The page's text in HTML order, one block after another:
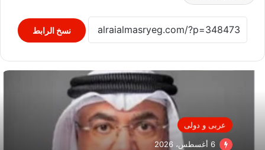
نسخ الرابط
عربى و دولى
6 أغسطس، 2026